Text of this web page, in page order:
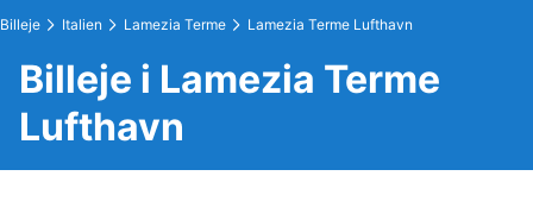
Billeje Italien Lamezia Terme Lamezia Terme Lufthavn
Billeje i Lamezia Terme
Lufthavn